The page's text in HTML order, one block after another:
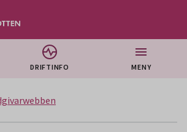
DRIFTINFO MENY